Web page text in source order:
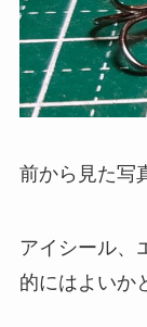
前から見た写
アイシール、
的にはよいか